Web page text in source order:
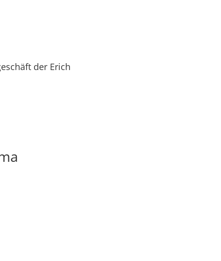
der Erich